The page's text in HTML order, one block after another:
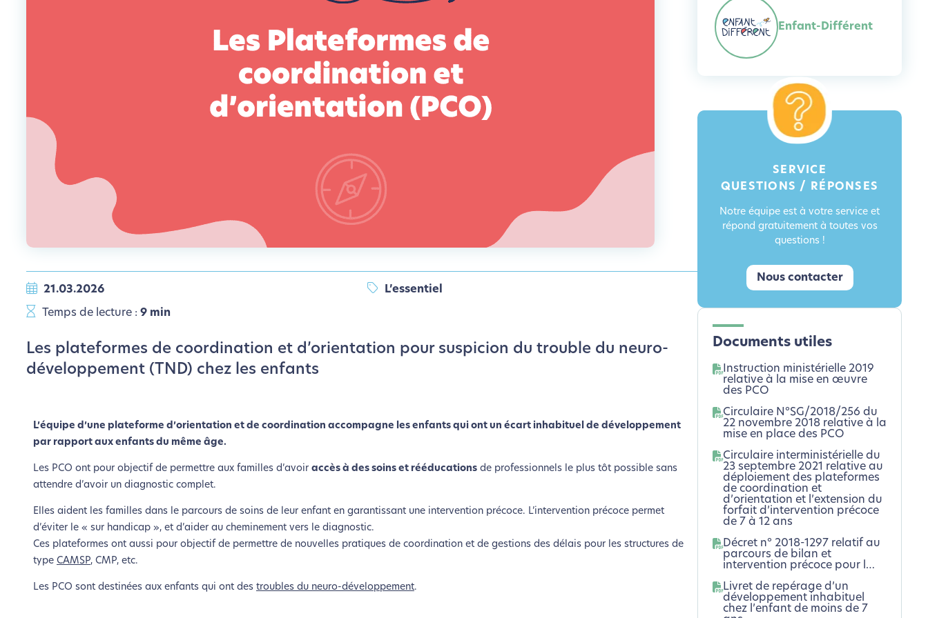
21.03.2026 L’essentiel
Temps de lecture : 9 min
Les plateformes de coordination et d’orientation pour suspicion du trouble du neuro-
développement (TND) chez les enfants
L’équipe d’une plateforme d’orientation et de coordination accompagne les enfants qui ont un écart inhabituel de développement
par rapport aux enfants du même âge.
Les PCO ont pour objectif de permettre aux familles d’avoir accès à des soins et rééducations de professionnels le plus tôt possible sans
attendre d’avoir un diagnostic complet.
Elles aident les familles dans le parcours de soins de leur enfant en garantissant une intervention précoce. L’intervention précoce permet
d’éviter le « sur handicap », et d’aider au cheminement vers le diagnostic.
Ces plateformes ont aussi pour objectif de permettre de nouvelles pratiques de coordination et de gestions des délais pour les structures de
type CAMSP, CMP, etc.
Les PCO sont destinées aux enfants qui ont des troubles du neuro-développement.
Enfant-Différent
SERVICE
QUESTIONS / RÉPONSES
Notre équipe est à votre service et
répond gratuitement à toutes vos
questions !
Nous contacter
Documents utiles
Instruction ministérielle 2019
relative à la mise en œuvre
des PCO
Circulaire N°SG/2018/256 du
22 novembre 2018 relative à la
mise en place des PCO
Circulaire interministérielle du
23 septembre 2021 relative au
déploiement des plateformes
de coordination et
d’orientation et l’extension du
forfait d’intervention précoce
de 7 à 12 ans
Décret n° 2018-1297 relatif au
parcours de bilan et
intervention précoce pour l…
Livret de repérage d’un
développement inhabituel
chez l’enfant de moins de 7